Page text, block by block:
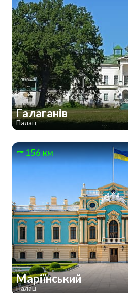
Галаганів
Палац
156 км
Маріїнський
Палац